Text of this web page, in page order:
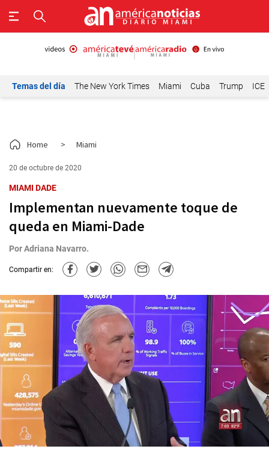
Temas del día The New York Times Miami Cuba Trump ICE
Home > Miami
20 de octubre de 2020
MIAMI DADE
Implementan nuevamente toque de
queda en Miami-Dade
PorAdriana Navarro.
Compartir en: